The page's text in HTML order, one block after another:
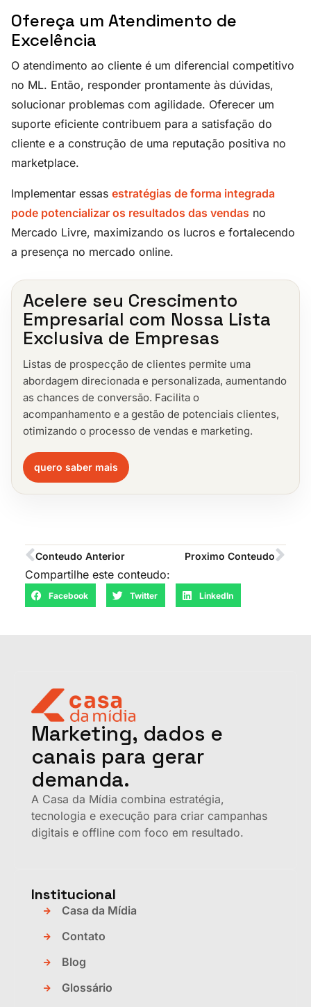
Ofereça um Atendimento de
Excelência
O atendimento ao cliente é um diferencial competitivo
no ML. Então, responder prontamente às dúvidas,
solucionar problemas com agilidade. Oferecer um
suporte eficiente contribuem para a satisfação do
cliente e a construção de uma reputação positiva no
marketplace.
Implementar essas estratégias de forma integrada
pode potencializar os resultados das vendas no
Mercado Livre, maximizando os lucros e fortalecendo
a presença no mercado online.
Acelere seu Crescimento
Empresarial com Nossa Lista
Exclusiva de Empresas
Listas de prospecção de clientes permite uma
abordagem direcionada e personalizada, aumentando
as chances de conversão. Facilita o
acompanhamento e a gestão de potenciais clientes,
otimizando o processo de vendas e marketing.
quero saber mais
Conteudo Anterior Proximo Conteudo
Compartilhe este conteudo:
Facebook Twitter LinkedIn
Marketing, dados e
canais para gerar
demanda.
A Casa da Mídia combina estratégia,
tecnologia e execução para criar campanhas
digitais e offline com foco em resultado.
Institucional
Casa da Mídia
Contato
Blog
Glossário